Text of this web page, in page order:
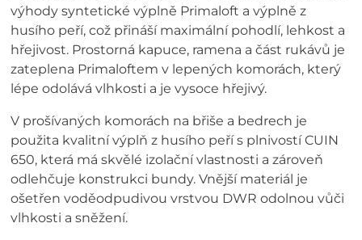
výhody syntetické výplně Primaloft a výplně z
husího peří, což přináší maximální pohodlí, lehkost a
hřejivost. Prostorná kapuce, ramena a část rukávů je
zateplena Primaloftem v lepených komorách, který
lépe odolává vlhkosti a je vysoce hřejivý.
V prošívaných komorách na břiše a bedrech je
použita kvalitní výplň z husího peří s plnivostí CUIN
650, která má skvělé izolační vlastnosti a zároveň
odlehčuje konstrukci bundy. Vnější materiál je
ošetřen voděodpudivou vrstvou DWR odolnou vůči
vlhkosti a sněžení.